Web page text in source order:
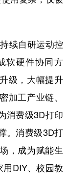
续自研运动控
软硬件协同方
级，大幅提升
加工产业链、
消费级3D打印
。消费级3D打
，成为赋能生
用DIY、校园教